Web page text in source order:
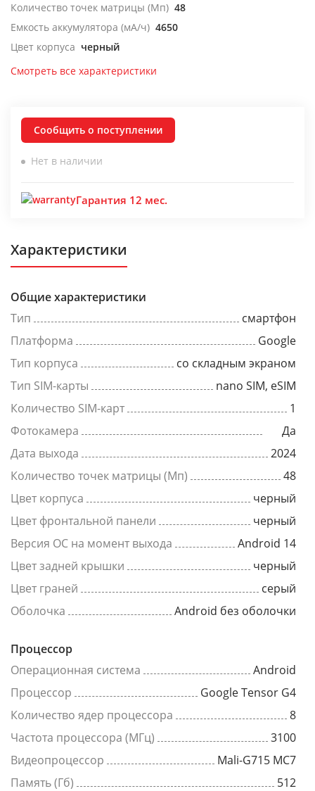
Количество точек матрицы (Мп) 48
Емкость аккумулятора (мА/ч) 4650
Цвет корпуса черный
Смотреть все характеристики
Сообщить о поступлении
Нет в наличии
Гарантия 12 мес.
Характеристики
Общие характеристики
Тип
смартфон
Платформа
Google
Тип корпуса
со складным экраном
Тип SIM-карты
nano SIM, eSIM
Количество SIM-карт
1
Фотокамера
Да
Дата выхода
2024
Количество точек матрицы (Мп)
48
Цвет корпуса
черный
Цвет фронтальной панели
черный
Версия ОС на момент выхода
Android 14
Цвет задней крышки
черный
Цвет граней
серый
Оболочка
Android без оболочки
Процессор
Операционная система
Android
Процессор
Google Tensor G4
Количество ядер процессора
8
Частота процессора (МГц)
3100
Видеопроцессор
Mali-G715 MC7
Память (Гб)
512